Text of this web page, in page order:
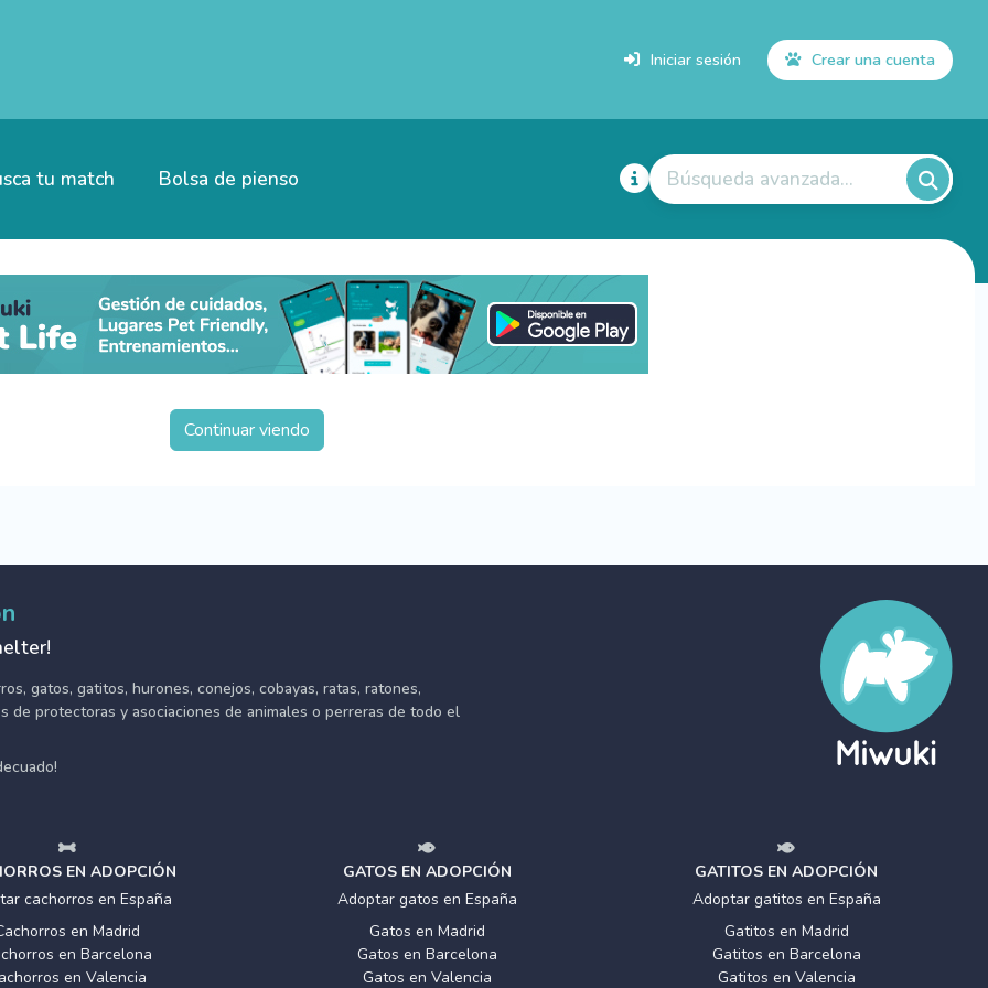
Iniciar sesión Crear una cuenta
tu match Bolsa de pienso Búsqueda avanzada...
Continuar viendo
gatos, gatitos, hurones, conejos, cobayas, ratas, ratones,
de protectoras y asociaciones de animales o perreras de todo el
EN ADOPCIÓN
cachorros en España
en Madrid
en Barcelona
en Valencia
GATOS EN ADOPCIÓN
Adoptar gatos en España
Gatos en Madrid
Gatos en Barcelona
Gatos en Valencia
GATITOS EN ADOPCIÓN
Adoptar gatitos en España
Gatitos en Madrid
Gatitos en Barcelona
Gatitos en Valencia